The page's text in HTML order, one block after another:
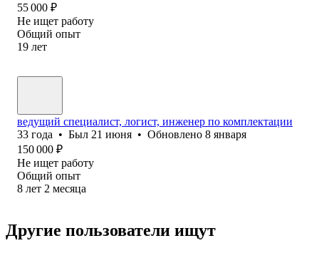
55 000 ₽
Не ищет работу
Общий опыт
19 лет
ведущий специалист, логист, инженер по комплектации
33 года • Был 21 июня • Обновлено 8 января
150 000 ₽
Не ищет работу
Общий опыт
8 лет 2 месяца
Другие пользователи ищут